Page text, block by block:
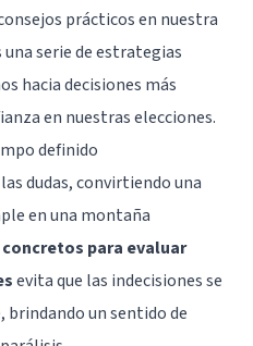
prácticos en nuestra
serie de estrategias
hacia decisiones más
en nuestras elecciones.
definido
dudas, convirtiendo una
en una montaña
para evaluar
evita que las indecisiones se
un sentido de